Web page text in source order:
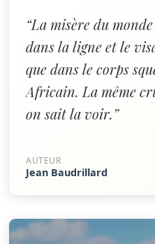
“La misère du
dans la ligne et le
que dans le corps
Africain. La même
on sait la voir.”
AUTEUR
Jean Baudrillard